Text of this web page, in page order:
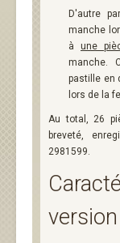
D'autre
manche
à une
manche.
pastille en
lors de la
Au total, 26
breveté,
2981599.